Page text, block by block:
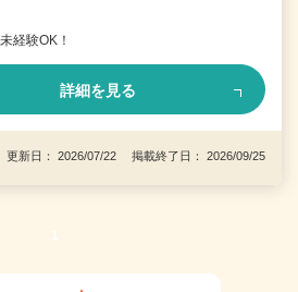
経験OK！
詳細を見る
更新日： 2026/07/22 掲載終了日： 2026/09/25
1